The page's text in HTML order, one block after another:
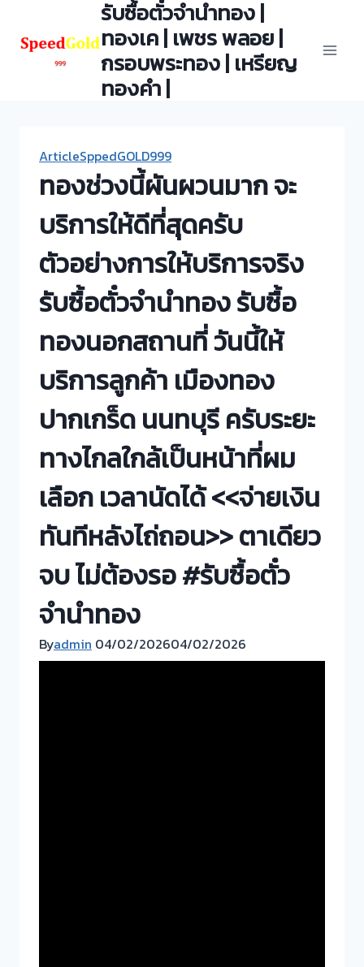
content
รับซื้อตั๋วจำนำทอง |
ทองเค | เพชร พลอย |
กรอบพระทอง | เหรียญ
ทองคำ |
ArticleSppedGOLD999
ทองช่วงนี้ผันผวนมาก จะ
บริการให้ดีที่สุดครับ
ตัวอย่างการให้บริการจริง
รับซื้อตั๋วจำนำทอง รับซื้อ
ทองนอกสถานที่ วันนี้ให้
บริการลูกค้า เมืองทอง
ปากเกร็ด นนทบุรี ครับระยะ
ทางไกลใกล้เป็นหน้าที่ผม
เลือก เวลานัดได้ <<จ่ายเงิน
ทันทีหลังไถ่ถอน>> ตาเดียว
จบ ไม่ต้องรอ #รับซื้อตั๋ว
จำนำทอง
Byadmin 04/02/202604/02/2026